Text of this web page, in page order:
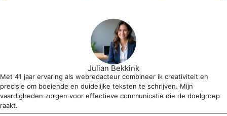
Julian Bekkink
Met 41 jaar ervaring als webredacteur combineer ik creativiteit en
precisie om boeiende en duidelijke teksten te schrijven. Mijn
vaardigheden zorgen voor effectieve communicatie die de doelgroep
raakt.